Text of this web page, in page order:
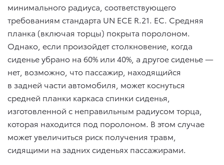
минимального радиуса, соответствующего
требованиям стандарта UN ECE R.21. EC. Средняя
планка (включая торцы) покрыта поролоном.
Однако, если произойдет столкновение, когда
сиденье убрано на 60% или 40%, а другое сиденье —
нет, возможно, что пассажир, находящийся
в задней части автомобиля, может коснуться
средней планки каркаса спинки сиденья,
изготовленной с неправильным радиусом торца,
которая находится под поролоном. В этом случае
может увеличиться риск получения травм,
сидящими на задних сиденьях пассажирами.